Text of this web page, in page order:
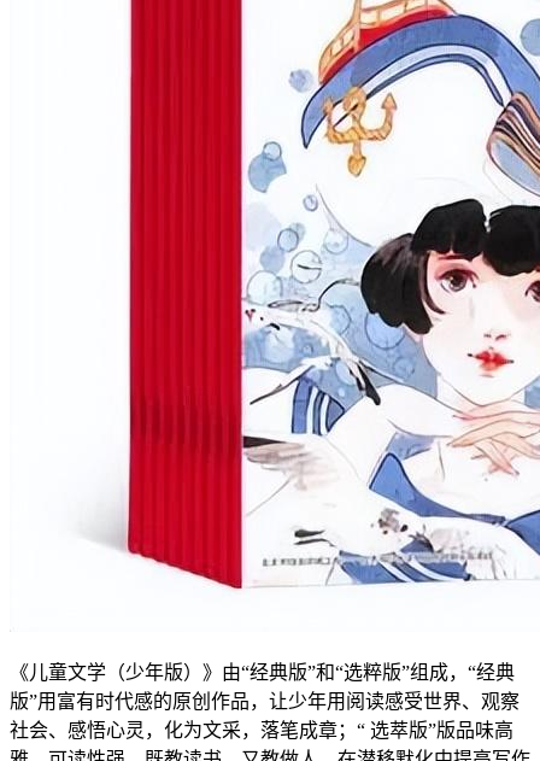
《儿童文学（少年版）》由“经典版”和“选粹版”组成，“经典
版”用富有时代感的原创作品，让少年用阅读感受世界、观察
社会、感悟心灵，化为文采，落笔成章；“ 选萃版”版品味高